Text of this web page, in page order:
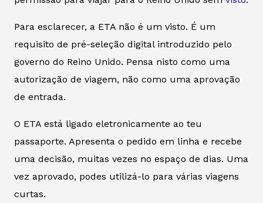
Para esclarecer, a ETA não é um visto. É um
requisito de pré-seleção digital introduzido pelo
governo do Reino Unido. Pensa nisto como uma
autorização de viagem, não como uma aprovação
de entrada.
O ETA está ligado eletronicamente ao teu
passaporte. Apresenta o pedido em linha e recebe
uma decisão, muitas vezes no espaço de dias. Uma
vez aprovado, podes utilizá-lo para várias viagens
curtas.